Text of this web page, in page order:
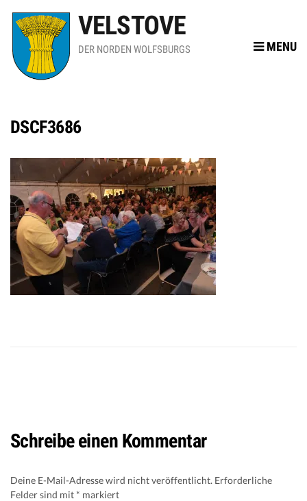
VELSTOVE
DER NORDEN WOLFSBURGS MENU
DSCF3686
Schreibe einen Kommentar
Deine E-Mail-Adresse wird nicht veröffentlicht. Erforderliche
Felder sind mit * markiert